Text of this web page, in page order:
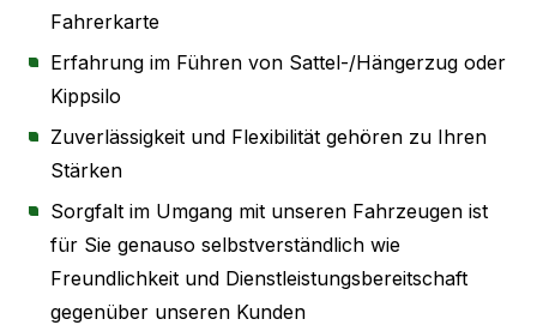
Fahrerkarte
Erfahrung im Führen von Sattel-/Hängerzug oder
Kippsilo
Zuverlässigkeit und Flexibilität gehören zu Ihren
Stärken
Sorgfalt im Umgang mit unseren Fahrzeugen ist
für Sie genauso selbstverständlich wie
Freundlichkeit und Dienstleistungsbereitschaft
gegenüber unseren Kunden